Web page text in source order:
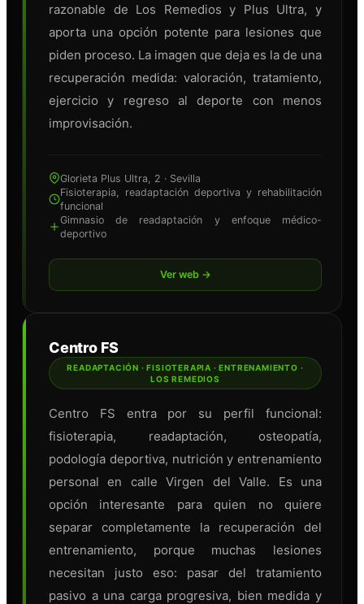
razonable de Los Remedios y Plus Ultra, y
aporta una opción potente para lesiones que
piden proceso. La imagen que deja es la de una
recuperación medida: valoración, tratamiento,
ejercicio y regreso al deporte con menos
improvisación.
Glorieta Plus Ultra, 2 · Sevilla
Fisioterapia, readaptación deportiva y rehabilitación
funcional
Gimnasio de readaptación y enfoque médico-
deportivo
Ver web →
Centro FS
READAPTACIÓN · FISIOTERAPIA · ENTRENAMIENTO ·
LOS REMEDIOS
Centro FS entra por su perfil funcional:
fisioterapia, readaptación, osteopatía,
podología deportiva, nutrición y entrenamiento
personal en calle Virgen del Valle. Es una
opción interesante para quien no quiere
separar completamente la recuperación del
entrenamiento, porque muchas lesiones
necesitan justo eso: pasar del tratamiento
pasivo a una carga progresiva, bien medida y